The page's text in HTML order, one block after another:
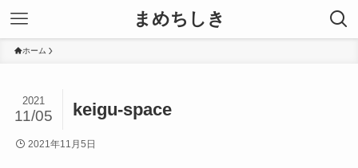
まめちしき
ホーム
keigu-space
2021
11/05
2021年11月5日